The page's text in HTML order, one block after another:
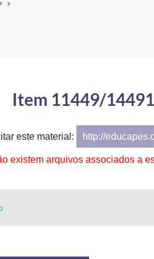
Item 11449/
este material: http://
existem arquivos associados a